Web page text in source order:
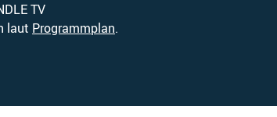
TV
laut Programmplan.